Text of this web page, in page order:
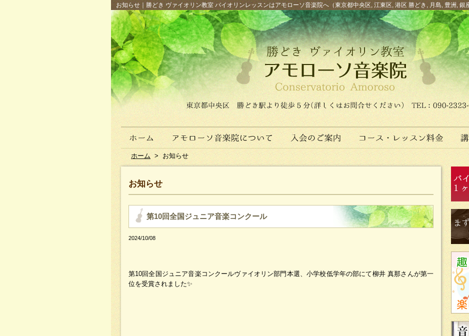
お知らせ｜勝どき ヴァイオリン教室 バイオリンレッスンはアモローソ音楽院へ（東京都中央区, 江東区, 港区 勝どき, 月島, 豊洲, 銀
ホーム > お知らせ
お知らせ
第10回全国ジュニア音楽コンクール
2024/10/08
第10回全国ジュニア音楽コンクールヴァイオリン部門本選、小学校低学年の部にて柳井 真那さんが第一
位を受賞されました✨